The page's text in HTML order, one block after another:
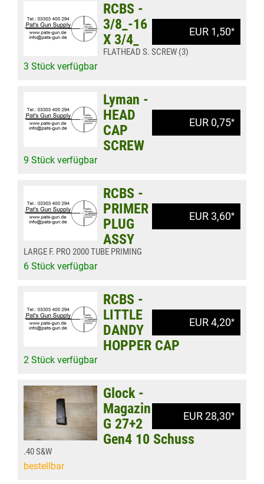
EUR 1,50*
RCBS -
3/8_-16
X 3/4_
FLATHEAD S. SCREW (3)
3 Stück verfügbar
EUR 0,75*
Lyman -
HEAD
CAP
SCREW
9 Stück verfügbar
EUR 3,60*
RCBS -
PRIMER
PLUG
ASSY
LARGE F. PRO 2000 TUBE PRIMING
6 Stück verfügbar
EUR 4,20*
RCBS -
LITTLE
DANDY
HOPPER CAP
2 Stück verfügbar
EUR 28,30*
Glock -
Magazin
G 27+2
Gen4 10 Schuss
.40 S&W
bestellbar